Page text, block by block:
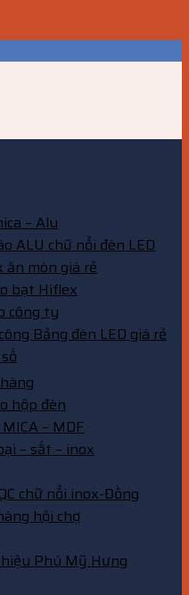
– Alu
ALU chữ nổi đèn LED
ăn mòn giá rẻ
bạt Hiflex
công ty
Bảng đèn LED giá rẻ
hộp đèn
– MDF
– sắt – inox
chữ nổi inox-Đồng
hội chợ
Phú Mỹ Hưng